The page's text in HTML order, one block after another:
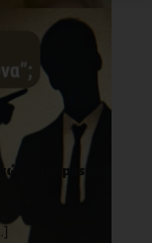
(Impostor
τον εαυτό